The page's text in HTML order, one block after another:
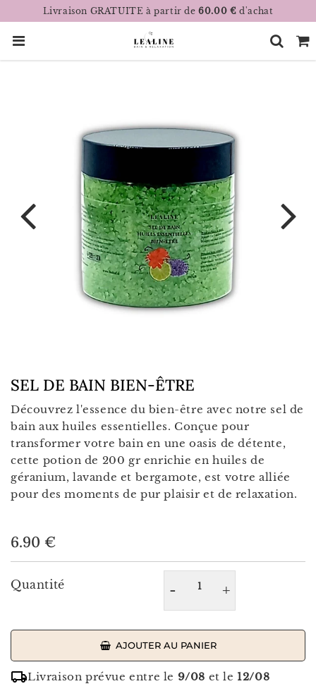
Livraison GRATUITE à partir de60.00 € d'achat
SEL DE BAIN BIEN-ÊTRE
Découvrez l'essence du bien-être avec notre sel de
bain aux huiles essentielles. Conçue pour
transformer votre bain en une oasis de détente,
cette potion de 200 gr enrichie en huiles de
géranium, lavande et bergamote, est votre alliée
pour des moments de pur plaisir et de relaxation.
6.90 €
€
Unit
price
Quantité - +
AJOUTER AU PANIER
Livraison prévue entre le 9/08 et le 12/08